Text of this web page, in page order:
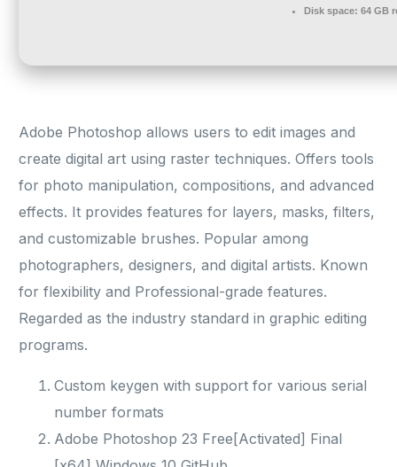
Disk space: 64 GB
Adobe Photoshop allows users to edit images and
create digital art using raster techniques. Offers tools
for photo manipulation, compositions, and advanced
effects. It provides features for layers, masks, filters,
and customizable brushes. Popular among
photographers, designers, and digital artists. Known
for flexibility and Professional-grade features.
Regarded as the industry standard in graphic editing
programs.
Custom keygen with support for various serial
number formats
Adobe Photoshop 23 Free[Activated] Final